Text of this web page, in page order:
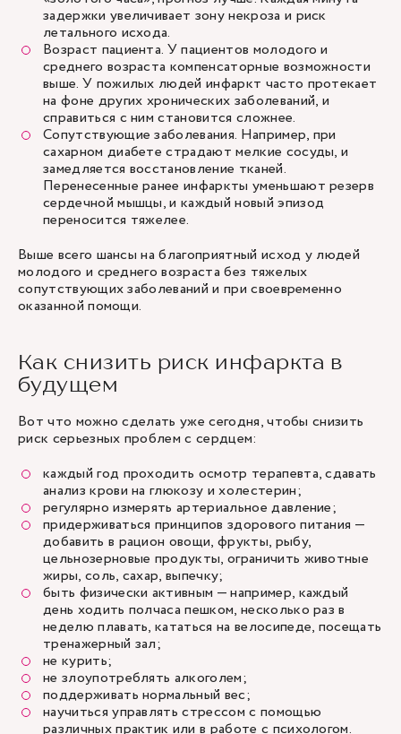
задержки увеличивает зону некроза и риск
летального исхода.
Возраст пациента. У пациентов молодого и
среднего возраста компенсаторные возможности
выше. У пожилых людей инфаркт часто протекает
на фоне других хронических заболеваний, и
справиться с ним становится сложнее.
Сопутствующие заболевания. Например, при
сахарном диабете страдают мелкие сосуды, и
замедляется восстановление тканей.
Перенесенные ранее инфаркты уменьшают резерв
сердечной мышцы, и каждый новый эпизод
переносится тяжелее.
Выше всего шансы на благоприятный исход у людей
молодого и среднего возраста без тяжелых
сопутствующих заболеваний и при своевременно
оказанной помощи.
Как снизить риск инфаркта в
будущем
Вот что можно сделать уже сегодня, чтобы снизить
риск серьезных проблем с сердцем:
каждый год проходить осмотр терапевта, сдавать
анализ крови на глюкозу и холестерин;
регулярно измерять артериальное давление;
придерживаться принципов здорового питания —
добавить в рацион овощи, фрукты, рыбу,
цельнозерновые продукты, ограничить животные
жиры, соль, сахар, выпечку;
быть физически активным — например, каждый
день ходить полчаса пешком, несколько раз в
неделю плавать, кататься на велосипеде, посещать
тренажерный зал;
не курить;
не злоупотреблять алкоголем;
поддерживать нормальный вес;
научиться управлять стрессом с помощью
различных практик или в работе с психологом.